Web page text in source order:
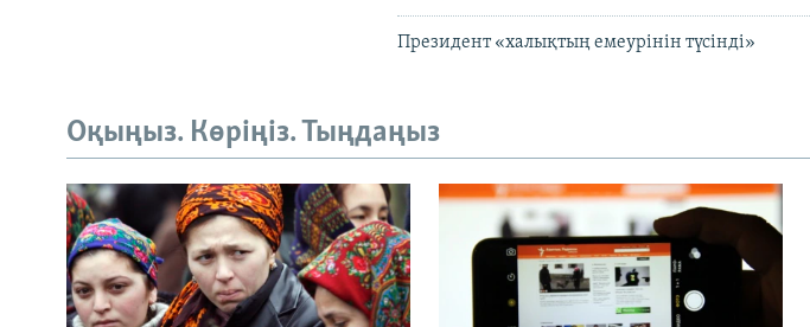
Президент «халықтың емеурінін түсінді»
Оқыңыз. Көріңіз. Тыңдаңыз